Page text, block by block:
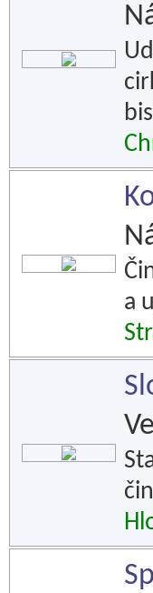
a